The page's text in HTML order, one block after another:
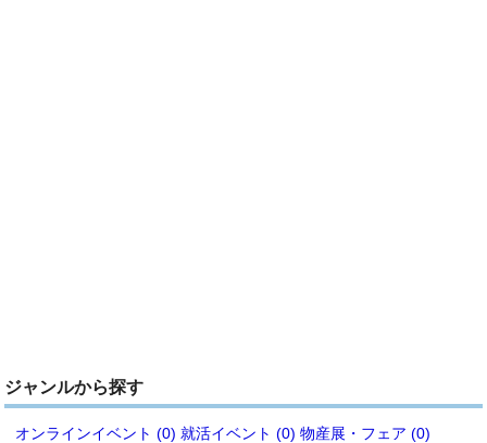
ジャンルから探す
オンラインイベント (0) 就活イベント (0) 物産展・フェア (0)